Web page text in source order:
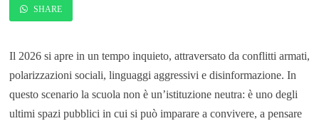
SHARE
Il 2026 si apre in un tempo inquieto, attraversato da conflitti armati,
polarizzazioni sociali, linguaggi aggressivi e disinformazione. In
questo scenario la scuola non è un’istituzione neutra: è uno degli
ultimi spazi pubblici in cui si può imparare a convivere, a pensare